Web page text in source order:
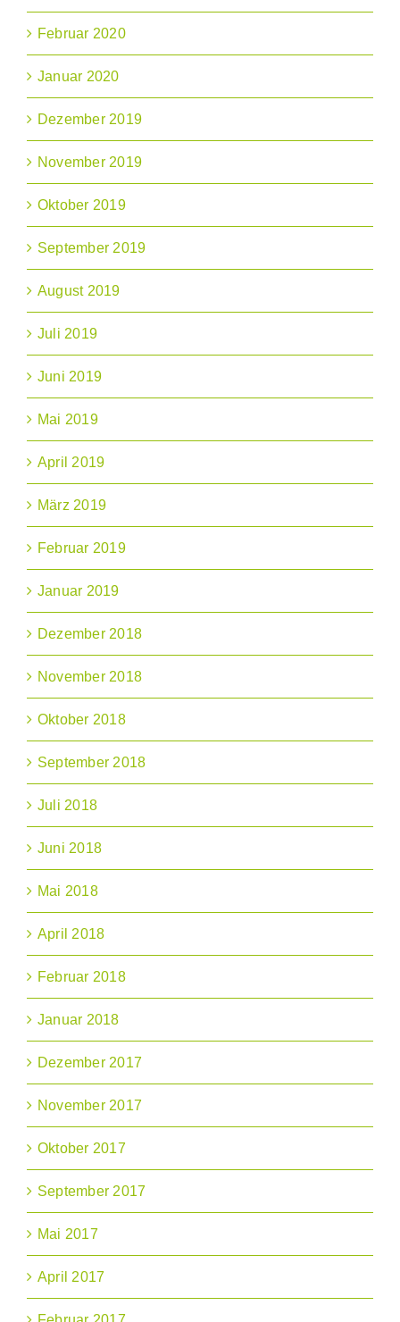
Februar 2020
Januar 2020
Dezember 2019
November 2019
Oktober 2019
September 2019
August 2019
Juli 2019
Juni 2019
Mai 2019
April 2019
März 2019
Februar 2019
Januar 2019
Dezember 2018
November 2018
Oktober 2018
September 2018
Juli 2018
Juni 2018
Mai 2018
April 2018
Februar 2018
Januar 2018
Dezember 2017
November 2017
Oktober 2017
September 2017
Mai 2017
April 2017